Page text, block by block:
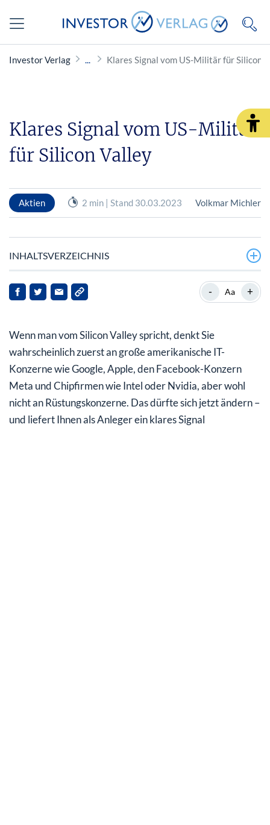
Investor Verlag Klares Signal vom US-Militär für Silicon
Klares Signal vom US-Militär
für Silicon Valley
Aktien 2 min | Stand 30.03.2023 Volkmar Michler
INHALTSVERZEICHNIS
Mehr Hightech aus Kalifornien das für US-Militär
Neue Pentagon-Einheit soll Investitionen ankurbeln
Private Investitionen haben sich versechsfacht
Dieser Sektor wird für Sie als Anleger noch wichtiger
Die Krise als Innovationsbeschleuniger
- Aa +
Wenn man vom Silicon Valley spricht, denkt Sie
wahrscheinlich zuerst an große amerikanische IT-
Konzerne wie Google, Apple, den Facebook-Konzern
Meta und Chipfirmen wie Intel oder Nvidia, aber wohl
nicht an Rüstungskonzerne. Das dürfte sich jetzt ändern –
und liefert Ihnen als Anleger ein klares Signal